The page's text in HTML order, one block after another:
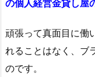
の個人経営金貸し屋
頑張って真面目に働
れることはなく、ブ
のです。